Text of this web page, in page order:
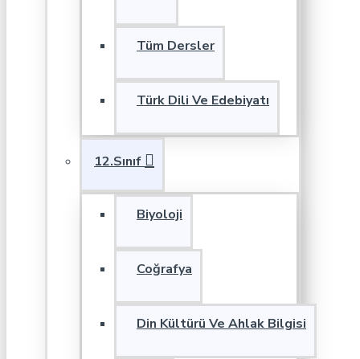
Tüm Dersler
Türk Dili Ve Edebiyatı
12.Sınıf
Biyoloji
Coğrafya
Din Kültürü Ve Ahlak Bilgisi